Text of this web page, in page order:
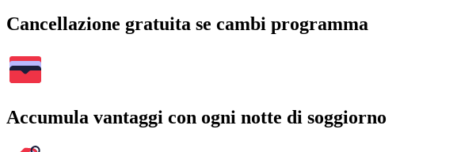
Cancellazione gratuita se cambi programma
Accumula vantaggi con ogni notte di soggiorno